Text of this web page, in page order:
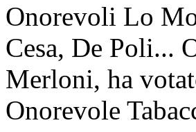
Onorevoli Lo
Cesa, De Poli...
Merloni, ha
Onorevole